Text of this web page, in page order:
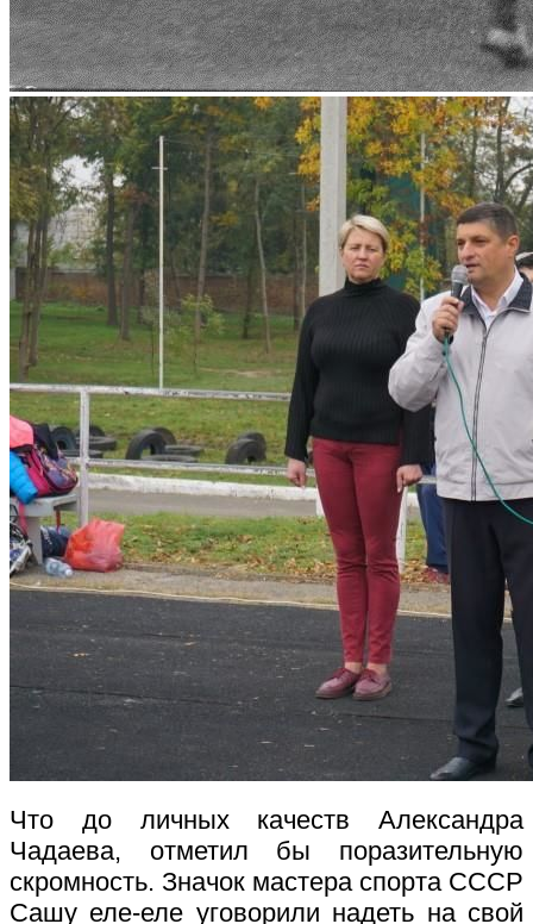
Что до личных качеств Александра
Чадаева, отметил бы поразительную
скромность. Значок мастера спорта СССР
Сашу еле-еле уговорили надеть на свой